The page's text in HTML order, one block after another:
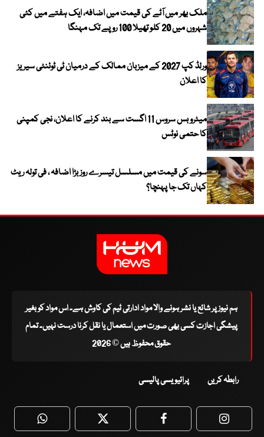
ملک بھر میں آٹے کی قیمت میں اضافہ، ایک ہفتے میں کئی
شہروں میں 20 کلو تھیلا 100 روپے تک مہنگا
ورلڈ کپ 2027 کے میزبان ممالک کے درمیان ٹی ٹوئنٹی سیریز
کا اعلان
میٹرو بس سروس 11 اگست سے بند کرنے کا اعلان، نجی کمپنی
کا حتمی نوٹس
سونے کی قیمت میں مسلسل تیسرے روز بڑا اضافہ ، فی تولہ ریٹ
کہاں تک جا پہنچا؟
ہم نیوز پر شائع یا نشر ہونے والا مواد ادارتی ٹیم کی کاوش ہے۔ اس مواد کو بغیر
پیشگی اجازت کسی بھی صورت میں استعمال یا نقل کرنا درست نہیں۔ تمام
حقوق محفوظ ہیں © 2026
رابطہ کریں پرائیویسی پالیسی
WhatsApp Twitter Facebook